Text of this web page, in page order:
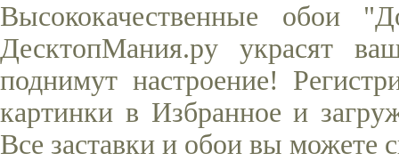
Высококачественные обои
ДесктопМания.ру украсят
поднимут настроение!
картинки в Избранное и
Все заставки и обои вы можете